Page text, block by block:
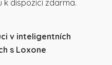
k dispozici zdarma.
v inteligentních
s Loxone